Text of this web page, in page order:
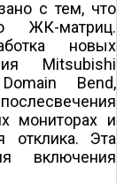
с тем, что
ЖК-матриц.
новых
Mitsubishi
Bend,
мониторах и
отклика. Эта
включения